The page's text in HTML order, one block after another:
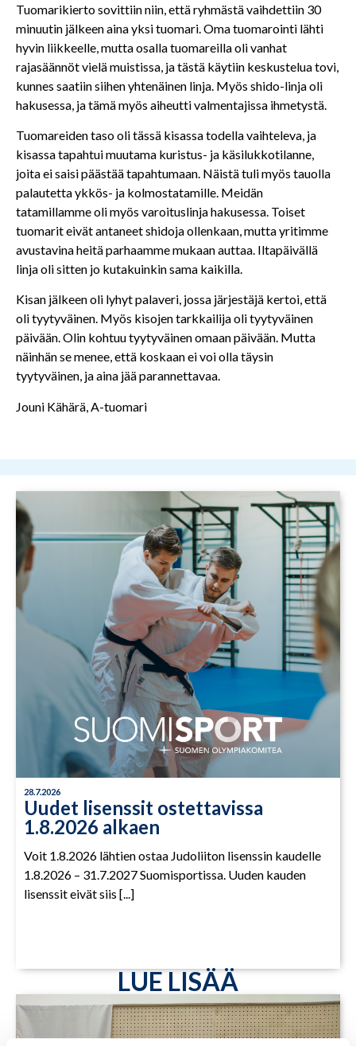
Tuomarikierto sovittiin niin, että ryhmästä vaihdettiin 30
minuutin jälkeen aina yksi tuomari. Oma tuomarointi lähti
hyvin liikkeelle, mutta osalla tuomareilla oli vanhat
rajasäännöt vielä muistissa, ja tästä käytiin keskustelua tovi,
kunnes saatiin siihen yhtenäinen linja. Myös shido-linja oli
hakusessa, ja tämä myös aiheutti valmentajissa ihmetystä.
Tuomareiden taso oli tässä kisassa todella vaihteleva, ja
kisassa tapahtui muutama kuristus- ja käsilukkotilanne,
joita ei saisi päästää tapahtumaan. Näistä tuli myös tauolla
palautetta ykkös- ja kolmostatamille. Meidän
tatamillamme oli myös varoituslinja hakusessa. Toiset
tuomarit eivät antaneet shidoja ollenkaan, mutta yritimme
avustavina heitä parhaamme mukaan auttaa. Iltapäivällä
linja oli sitten jo kutakuinkin sama kaikilla.
Kisan jälkeen oli lyhyt palaveri, jossa järjestäjä kertoi, että
oli tyytyväinen. Myös kisojen tarkkailija oli tyytyväinen
päivään. Olin kohtuu tyytyväinen omaan päivään. Mutta
näinhän se menee, että koskaan ei voi olla täysin
tyytyväinen, ja aina jää parannettavaa.
Jouni Kähärä, A-tuomari
28.7.2026
Uudet lisenssit ostettavissa
1.8.2026 alkaen
Voit 1.8.2026 lähtien ostaa Judoliiton lisenssin kaudelle
1.8.2026 – 31.7.2027 Suomisportissa. Uuden kauden
lisenssit eivät siis [...]
LUE LISÄÄ